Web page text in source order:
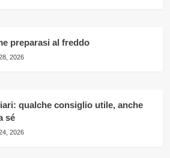
preparasi al freddo
2026
qualche consiglio utile, anche
sé
2026